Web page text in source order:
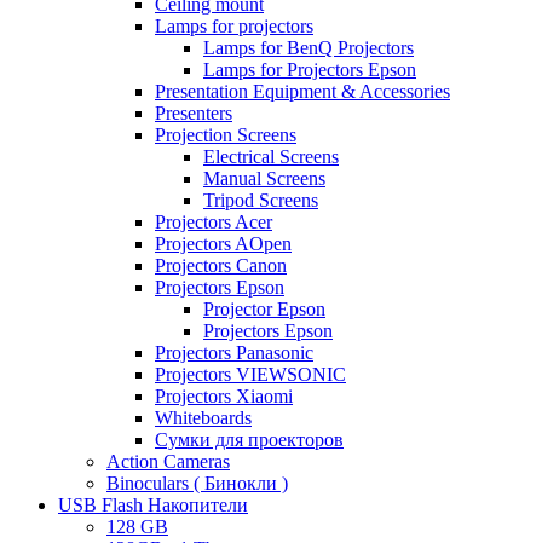
Ceiling mount
Lamps for projectors
Lamps for BenQ Projectors
Lamps for Projectors Epson
Presentation Equipment & Accessories
Presenters
Projection Screens
Electrical Screens
Manual Screens
Tripod Screens
Projectors Acer
Projectors AOpen
Projectors Canon
Projectors Epson
Projector Epson
Projectors Epson
Projectors Panasonic
Projectors VIEWSONIC
Projectors Xiaomi
Whiteboards
Сумки для проекторов
Action Cameras
Binoculars ( Бинокли )
USB Flash Накопители
128 GB